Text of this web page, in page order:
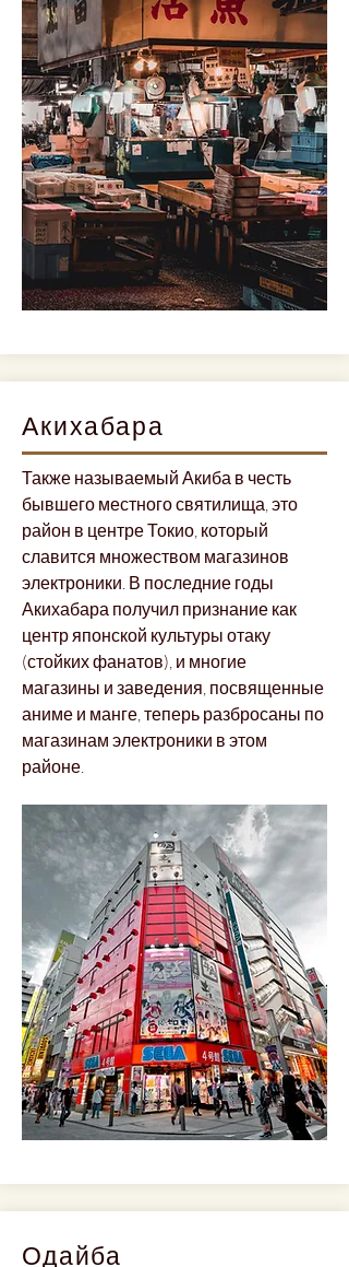
Акихабара
Также называемый Акиба в честь
бывшего местного святилища, это
район в центре Токио, который
славится множеством магазинов
электроники. В последние годы
Акихабара получил признание как
центр японской культуры отаку
(стойких фанатов), и многие
магазины и заведения, посвященные
аниме и манге, теперь разбросаны по
магазинам электроники в этом
районе.
Одайба